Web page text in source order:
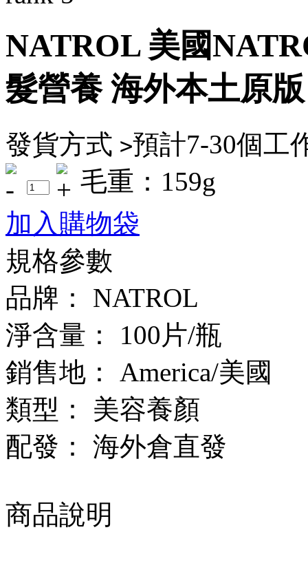
NATROL 美國
髮營養 海外本土原版
發貨方式 >預計7-30個工
毛重：159g
加入購物袋
規格參數
品牌：
NATROL
淨含量：
100片/瓶
銷售地：
America/美國
類型：
美容養顏
配發：
海外倉直發
商品說明